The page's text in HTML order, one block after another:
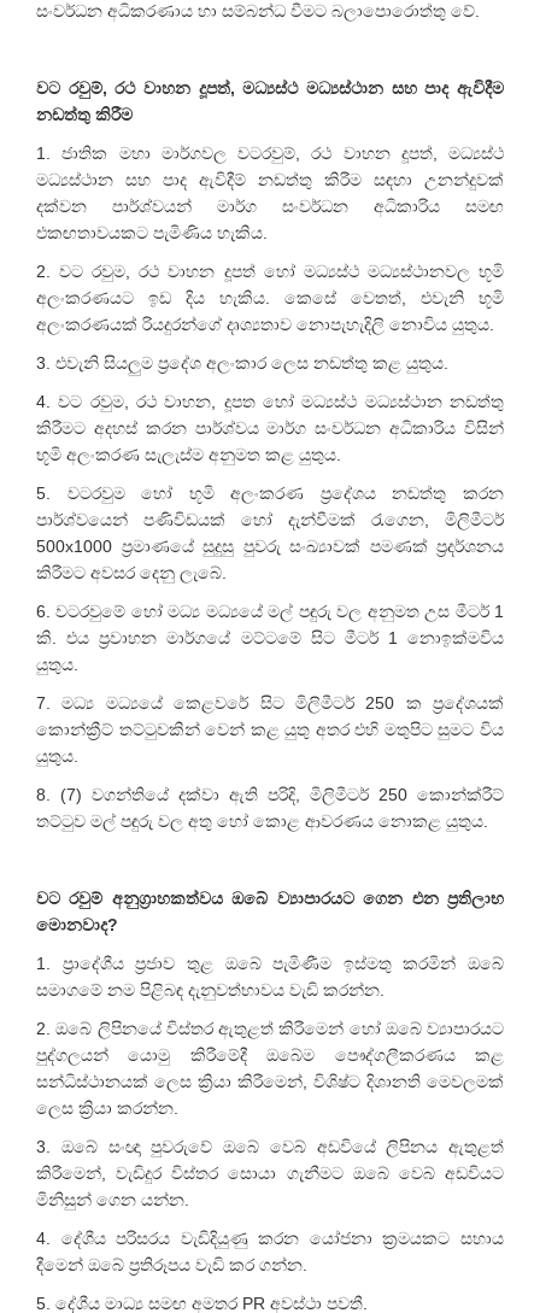
සංවර්ධන අධිකරණාය හා සම්බන්ධ වීමට බලාපොරොත්තු වේ.
වට රවුම්, රථ වාහන දූපත්, මධ්‍යස්ථ මධ්‍යස්ථාන සහ පාද ඇවිදීම
නඩත්තු කිරීම
1. ජාතික මහා මාර්ගවල වටරවුම්, රථ වාහන දූපත්, මධ්‍යස්ථ
මධ්‍යස්ථාන සහ පාද ඇවිදීම් නඩත්තු කිරීම සඳහා උනන්දුවක්
දක්වන පාර්ශ්වයන් මාර්ග සංවර්ධන අධිකාරිය සමඟ
එකඟතාවයකට පැමිණිය හැකිය.
2. වට රවුම, රථ වාහන දූපත් හෝ මධ්‍යස්ථ මධ්‍යස්ථානවල භූමි
අලංකරණයට ඉඩ දිය හැකිය. කෙසේ වෙතත්, එවැනි භූමි
අලංකරණයක් රියදුරන්ගේ දෘශ්‍යතාව නොපැහැදිලි නොවිය යුතුය.
3. එවැනි සියලුම ප්‍රදේශ අලංකාර ලෙස නඩත්තු කළ යුතුය.
4. වට රවුම, රථ වාහන, දූපත හෝ මධ්‍යස්ථ මධ්‍යස්ථාන නඩත්තු
කිරීමට අදහස් කරන පාර්ශ්වය මාර්ග සංවර්ධන අධිකාරිය විසින්
භූමි අලංකරණ සැලැස්ම අනුමත කළ යුතුය.
5. වටරවුම හෝ භූමි අලංකරණ ප්‍රදේශය නඩත්තු කරන
පාර්ශ්වයෙන් පණිවිඩයක් හෝ දැන්වීමක් රැගෙන, මිලිමීටර්
500x1000 ප්‍රමාණයේ සුදුසු පුවරු සංඛ්‍යාවක් පමණක් ප්‍රදර්ශනය
කිරීමට අවසර දෙනු ලැබේ.
6. වටරවුමේ හෝ මධ්‍ය මධ්‍යයේ මල් පඳුරු වල අනුමත උස මීටර් 1
කි. එය ප්‍රවාහන මාර්ගයේ මට්ටමේ සිට මීටර් 1 නොඉක්මවිය
යුතුය.
7. මධ්‍ය මධ්‍යයේ කෙළවරේ සිට මිලිමීටර් 250 ක ප්‍රදේශයක්
කොන්ක්‍රීට් තට්ටුවකින් වෙන් කළ යුතු අතර එහි මතුපිට සුමට විය
යුතුය.
8. (7) වගන්තියේ දක්වා ඇති පරිදි, මිලිමීටර් 250 කොන්ක්රීට්
තට්ටුව මල් පඳුරු වල අතු හෝ කොළ ආවරණය නොකළ යුතුය.
වට රවුම් අනුග්‍රාහකත්වය ඔබේ ව්‍යාපාරයට ගෙන එන ප්‍රතිලාභ
මොනවාද?
1. ප්‍රාදේශීය ප්‍රජාව තුළ ඔබේ පැමිණීම ඉස්මතු කරමින් ඔබේ
සමාගමේ නම පිළිබඳ දැනුවත්භාවය වැඩි කරන්න.
2. ඔබේ ලිපිනයේ විස්තර ඇතුළත් කිරීමෙන් හෝ ඔබේ ව්‍යාපාරයට
පුද්ගලයන් යොමු කිරීමේදී ඔබේම පෞද්ගලීකරණය කළ
සන්ධිස්ථානයක් ලෙස ක්‍රියා කිරීමෙන්, විශිෂ්ට දිශානති මෙවලමක්
ලෙස ක්‍රියා කරන්න.
3. ඔබේ සංඥා පුවරුවේ ඔබේ වෙබ් අඩවියේ ලිපිනය ඇතුළත්
කිරීමෙන්, වැඩිදුර විස්තර සොයා ගැනීමට ඔබේ වෙබ් අඩවියට
මිනිසුන් ගෙන යන්න.
4. දේශීය පරිසරය වැඩිදියුණු කරන යෝජනා ක්‍රමයකට සහාය
දීමෙන් ඔබේ ප්‍රතිරූපය වැඩි කර ගන්න.
5. දේශීය මාධ්‍ය සමඟ අමතර PR අවස්ථා පවතී.